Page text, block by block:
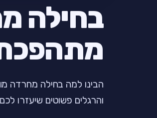
בחילה
מתהפכת
הבינו למה בחילה מחרדה
והרגלים פשוטים שיעזרו